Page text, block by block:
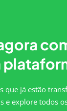
que já estão
e explore todos